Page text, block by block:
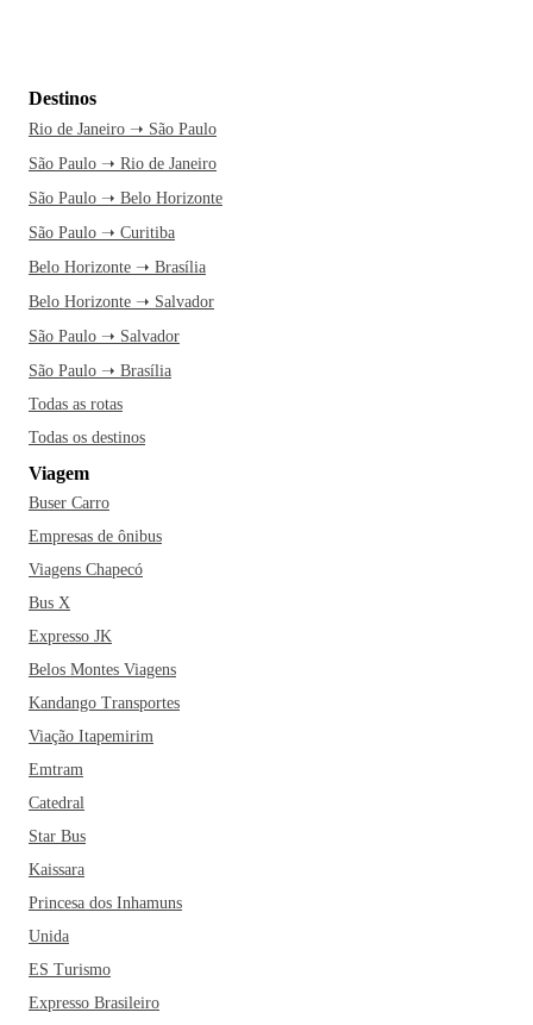
Destinos
Rio de Janeiro ➝ São Paulo
São Paulo ➝ Rio de Janeiro
São Paulo ➝ Belo Horizonte
São Paulo ➝ Curitiba
Belo Horizonte ➝ Brasília
Belo Horizonte ➝ Salvador
São Paulo ➝ Salvador
São Paulo ➝ Brasília
Todas as rotas
Todas os destinos
Viagem
Buser Carro
Empresas de ônibus
Viagens Chapecó
Bus X
Expresso JK
Belos Montes Viagens
Kandango Transportes
Viação Itapemirim
Emtram
Catedral
Star Bus
Kaissara
Princesa dos Inhamuns
Unida
ES Turismo
Expresso Brasileiro